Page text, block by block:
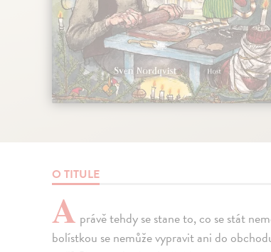
O TITULE
A právě tehdy se stane to, co se stát
bolístkou se nemůže vypravit ani do